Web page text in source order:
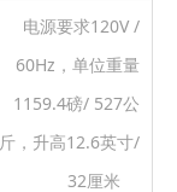
电源要求120V /
60Hz，单位重量
1159.4磅/ 527公
斤，升高12.6英寸/
32厘米